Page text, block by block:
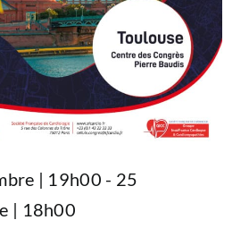
| 19h00 - 25
| 18h00